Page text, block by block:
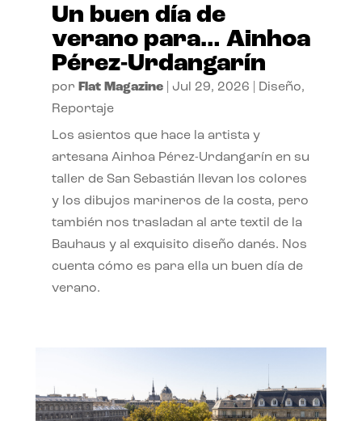
Un buen día de
verano para… Ainhoa
Pérez-Urdangarín
por Flat Magazine| Jul 29, 2026 Diseño,
Reportaje
Los asientos que hace la artista y
artesana Ainhoa Pérez-Urdangarín en su
taller de San Sebastián llevan los colores
y los dibujos marineros de la costa, pero
también nos trasladan al arte textil de la
Bauhaus y al exquisito diseño danés. Nos
cuenta cómo es para ella un buen día de
verano.